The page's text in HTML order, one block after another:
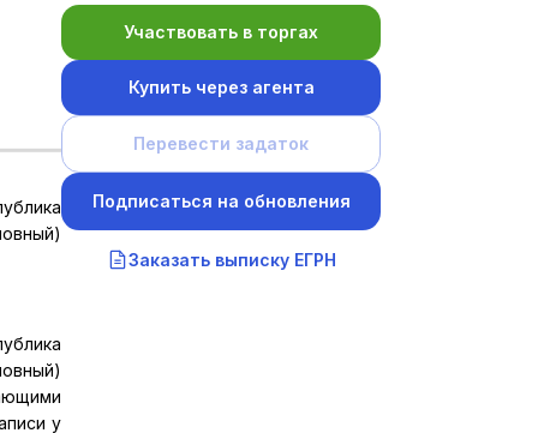
у
Участвовать в торгах
Купить через агента
Перевести задаток
Подписаться на обновления
Заказать выписку ЕГРН